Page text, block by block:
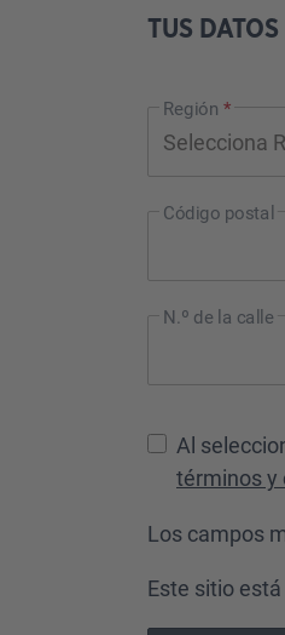
TUS
Región *
Código postal
N.º de la calle
Al
términos y
Los campos
Este sitio